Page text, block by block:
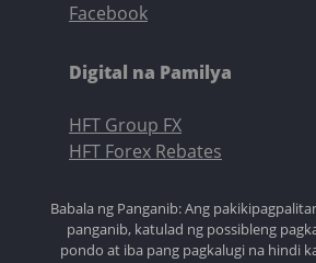
Facebook
Digital na Pamilya
HFT Group FX
HFT Forex Rebates
Babala ng Panganib: Ang
panganib, katulad ng possibleng
pondo at iba pang pagkalugi na hindi